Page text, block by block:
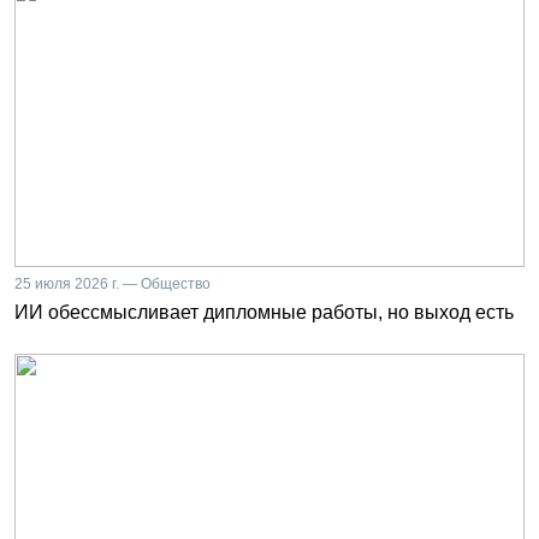
25 июля 2026 г. — Общество
ИИ обессмысливает дипломные работы, но выход есть